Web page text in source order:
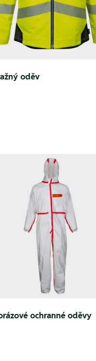
oděv
ochranné oděvy